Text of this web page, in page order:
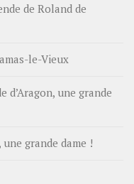
de Roland de
le-Vieux
d’Aragon, une grande
une grande dame !